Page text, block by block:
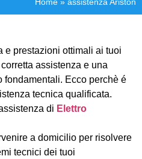
Home » assistenza Ariston
e prestazioni ottimali ai tuoi
assistenza e una
fondamentali. Ecco perchè é
tecnica qualificata.
di Elettro
a domicilio per risolvere
tecnici dei tuoi